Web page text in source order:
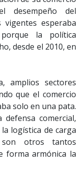
desempeño del
esperaba
la política
desde el 2010, en
amplios sectores
que el comercio
solo en una pata.
comercial,
logística de carga
otros tantos
forma armónica la